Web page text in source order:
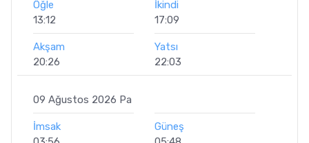
Öğle
13:12
İkindi
17:09
Akşam
20:26
Yatsı
22:03
09 Ağustos 2026 Pa
İmsak
Güneş